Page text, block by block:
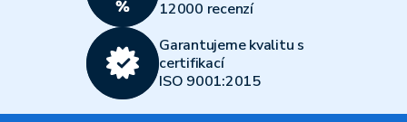
12000 recenzí
Garantujeme kvalitu s
certifikací
ISO 9001:2015